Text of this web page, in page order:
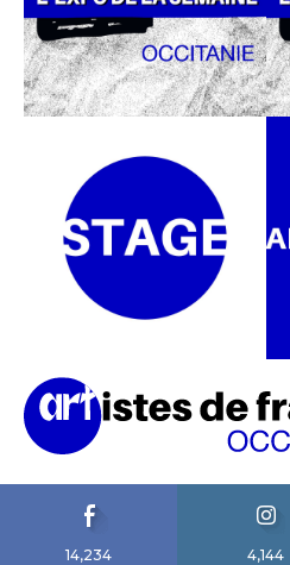
14,234
4,144